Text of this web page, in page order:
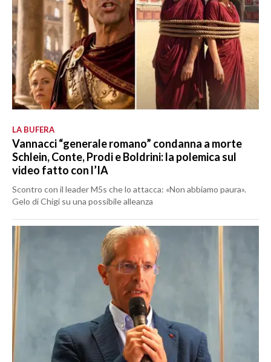
LA BUFERA
Vannacci “generale romano” condanna a morte
Schlein, Conte, Prodi e Boldrini: la polemica sul
video fatto con l’IA
Scontro con il leader M5s che lo attacca: «Non abbiamo paura».
Gelo di Chigi su una possibile alleanza